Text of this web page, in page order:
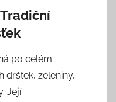
po celém
dršťek, zeleniny,
Její